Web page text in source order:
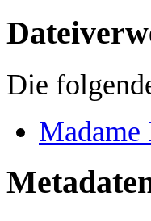
Die
Madame